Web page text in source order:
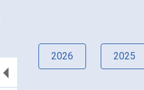
2026 2025